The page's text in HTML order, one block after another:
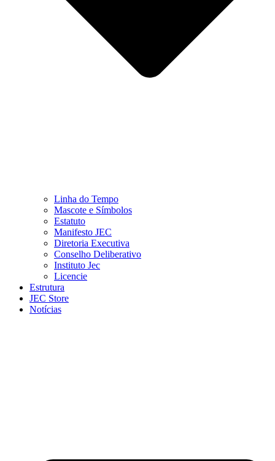
Linha do Tempo
Mascote e Símbolos
Estatuto
Manifesto JEC
Diretoria Executiva
Conselho Deliberativo
Instituto Jec
Licencie
Estrutura
JEC Store
Notícias